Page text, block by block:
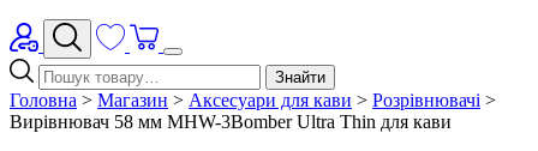
Знайти
Головна > Магазин > Аксесуари для кави > Розрівнювачі >
Вирівнювач 58 мм MHW-3Bomber Ultra Thin для кави